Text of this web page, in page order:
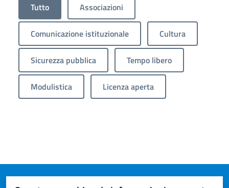
Tutto Associazioni
Comunicazione istituzionale Cultura
Sicurezza pubblica Tempo libero
Modulistica Licenza aperta